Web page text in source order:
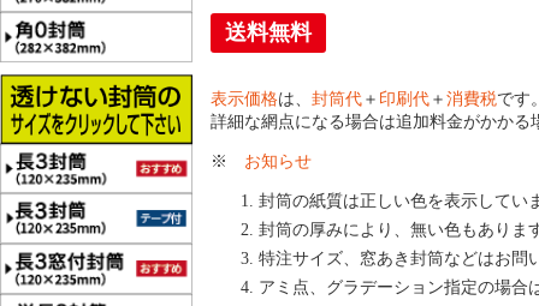
送料無料
表示価格は、 封筒代 ＋ 印刷代 ＋ 消費税です
詳細な網点になる場合は追加料金がかかる
※ お知らせ
封筒の紙質は正しい色を表示してい
封筒の厚みにより、無い色もありま
特注サイズ、窓あき封筒などはお問
アミ点、グラデーション指定の場合